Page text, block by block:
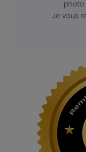
photo
Je vous